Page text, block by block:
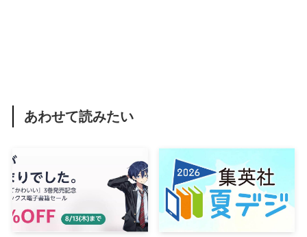
あわせて読みたい